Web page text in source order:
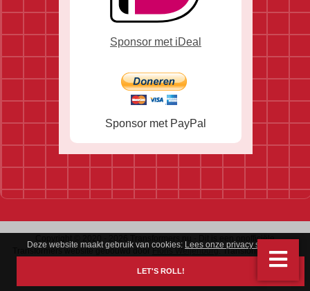
Sponsor met iDeal
Sponsor met PayPal
Copyright © 2020 - 2026 Transformers.nu - Dit is een onofficiële
Transformers website gebouwd door
Floris Weijenburg. Transformers is een
Deze website maakt gebruik van cookies: Lees onze privacy statement
LET'S ROLL!